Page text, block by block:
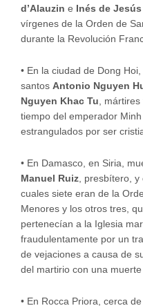
d’Alauzin e Inés de Jesús
vírgenes de la Orden de
durante la Revolución
• En la ciudad de Dong
santos Antonio Nguyen
Nguyen Khac Tu, mártires
tiempo del emperador
estrangulados por ser
• En Damasco, en Siria,
Manuel Ruiz, presbítero, y
cuales siete eran de la
Menores y los otros tres,
pertenecían a la Iglesia
fraudulentamente por un
de vejaciones a causa de
del martirio con una
• En Rocca Priora, cerca